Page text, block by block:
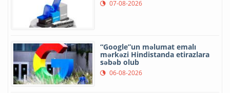
07-08-2026
“Google”un məlumat emalı
mərkəzi Hindistanda etirazlara
səbəb olub
06-08-2026